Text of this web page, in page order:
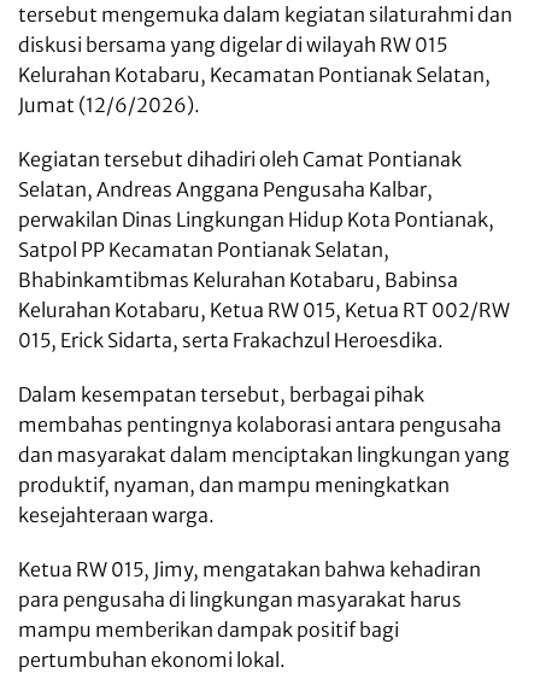
tersebut mengemuka dalam kegiatan silaturahmi dan
diskusi bersama yang digelar di wilayah RW 015
Kelurahan Kotabaru, Kecamatan Pontianak Selatan,
Jumat (12/6/2026).
Kegiatan tersebut dihadiri oleh Camat Pontianak
Selatan, Andreas Anggana Pengusaha Kalbar,
perwakilan Dinas Lingkungan Hidup Kota Pontianak,
Satpol PP Kecamatan Pontianak Selatan,
Bhabinkamtibmas Kelurahan Kotabaru, Babinsa
Kelurahan Kotabaru, Ketua RW 015, Ketua RT 002/RW
015, Erick Sidarta, serta Frakachzul Heroesdika.
Dalam kesempatan tersebut, berbagai pihak
membahas pentingnya kolaborasi antara pengusaha
dan masyarakat dalam menciptakan lingkungan yang
produktif, nyaman, dan mampu meningkatkan
kesejahteraan warga.
Ketua RW 015, Jimy, mengatakan bahwa kehadiran
para pengusaha di lingkungan masyarakat harus
mampu memberikan dampak positif bagi
pertumbuhan ekonomi lokal.